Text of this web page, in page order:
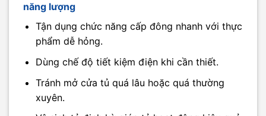
năng lượng
Tận dụng chức năng cấp đông nhanh với thực
phẩm dễ hỏng.
Dùng chế độ tiết kiệm điện khi cần thiết.
Tránh mở cửa tủ quá lâu hoặc quá thường
xuyên.